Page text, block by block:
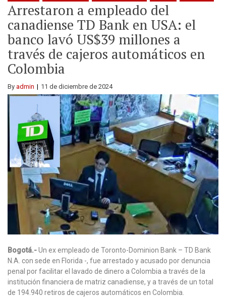
Arrestaron a empleado del
canadiense TD Bank en USA: el
banco lavó US$39 millones a
través de cajeros automáticos en
Colombia
By admin 11 de diciembre de 2024
Bogotá.-Un ex empleado de Toronto-Dominion Bank – TD Bank
N.A. con sede en Florida -, fue arrestado y acusado por denuncia
penal por facilitar el lavado de dinero a Colombia a través de la
institución financiera de matriz canadiense, y a través de un total
de 194.940 retiros de cajeros automáticos en Colombia.